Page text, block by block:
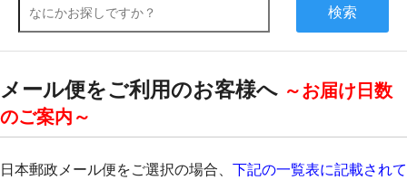
検索
メール便をご利用のお客様へ ～お届け日数
のご案内～
日本郵政メール便をご選択の場合、 下記の一覧表に記載されて